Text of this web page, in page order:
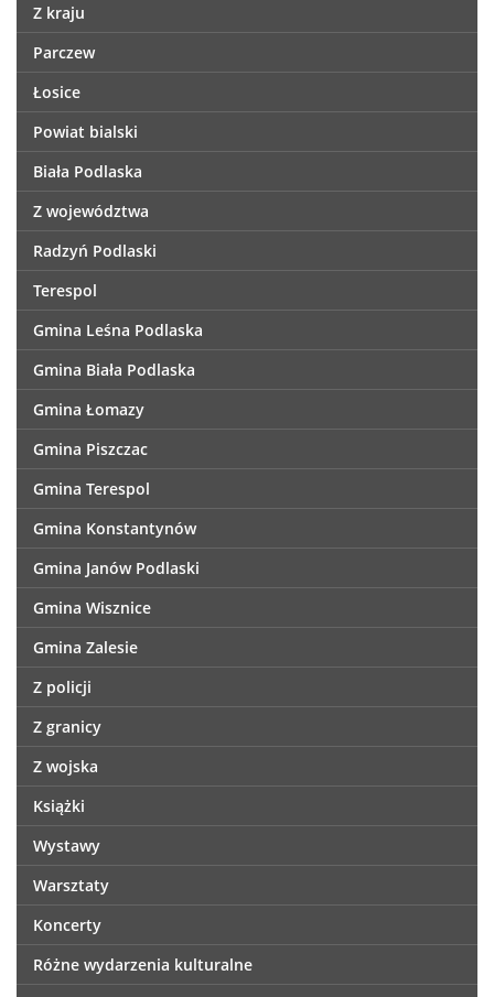
Z kraju
Parczew
Łosice
Powiat bialski
Biała Podlaska
Z województwa
Radzyń Podlaski
Terespol
Gmina Leśna Podlaska
Gmina Biała Podlaska
Gmina Łomazy
Gmina Piszczac
Gmina Terespol
Gmina Konstantynów
Gmina Janów Podlaski
Gmina Wisznice
Gmina Zalesie
Z policji
Z granicy
Z wojska
Książki
Wystawy
Warsztaty
Koncerty
Różne wydarzenia kulturalne